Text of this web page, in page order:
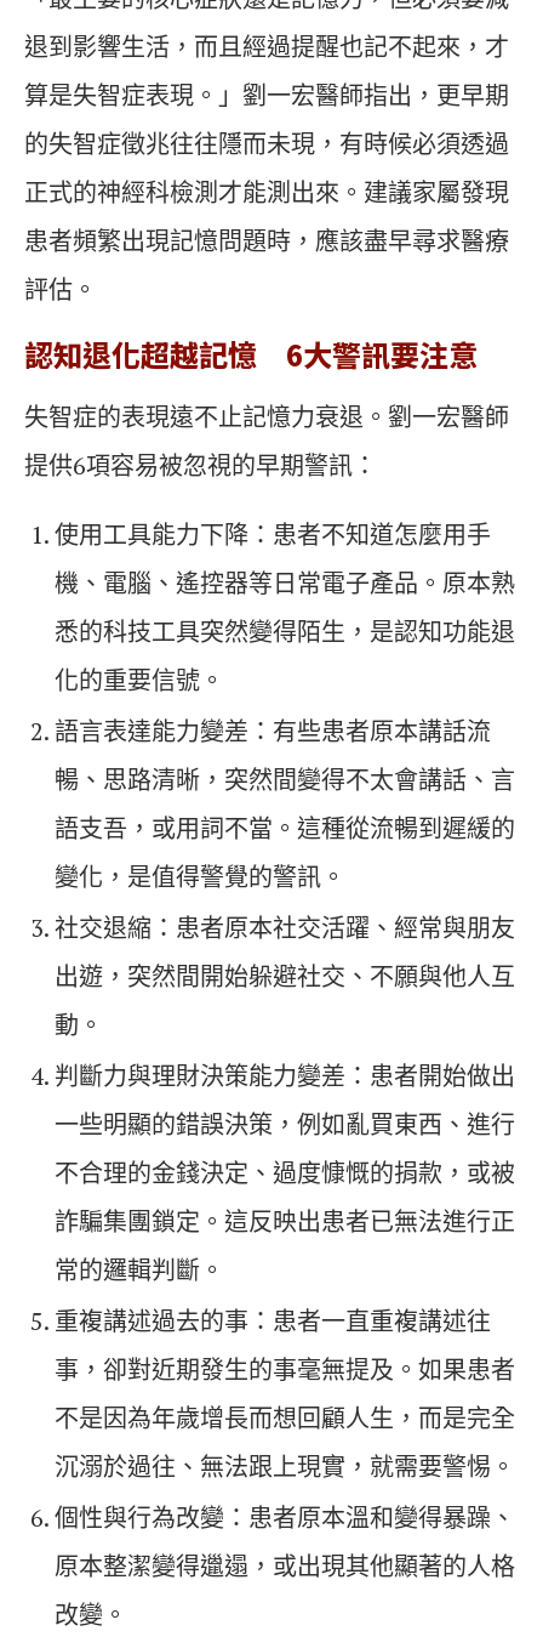
退到影響生活，而且經過提醒也記不起來，才
算是失智症表現。」劉一宏醫師指出，更早期
的失智症徵兆往往隱而未現，有時候必須透過
正式的神經科檢測才能測出來。建議家屬發現
患者頻繁出現記憶問題時，應該盡早尋求醫療
評估。
認知退化超越記憶 6大警訊要注意
失智症的表現遠不止記憶力衰退。劉一宏醫師
提供6項容易被忽視的早期警訊：
使用工具能力下降：患者不知道怎麼用手
機、電腦、遙控器等日常電子產品。原本熟
悉的科技工具突然變得陌生，是認知功能退
化的重要信號。
語言表達能力變差：有些患者原本講話流
暢、思路清晰，突然間變得不太會講話、言
語支吾，或用詞不當。這種從流暢到遲緩的
變化，是值得警覺的警訊。
社交退縮：患者原本社交活躍、經常與朋友
出遊，突然間開始躲避社交、不願與他人互
動。
判斷力與理財決策能力變差：患者開始做出
一些明顯的錯誤決策，例如亂買東西、進行
不合理的金錢決定、過度慷慨的捐款，或被
詐騙集團鎖定。這反映出患者已無法進行正
常的邏輯判斷。
重複講述過去的事：患者一直重複講述往
事，卻對近期發生的事毫無提及。如果患者
不是因為年歲增長而想回顧人生，而是完全
沉溺於過往、無法跟上現實，就需要警惕。
個性與行為改變：患者原本溫和變得暴躁、
原本整潔變得邋遢，或出現其他顯著的人格
改變。